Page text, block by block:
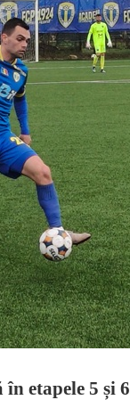
etapele 5 și 6